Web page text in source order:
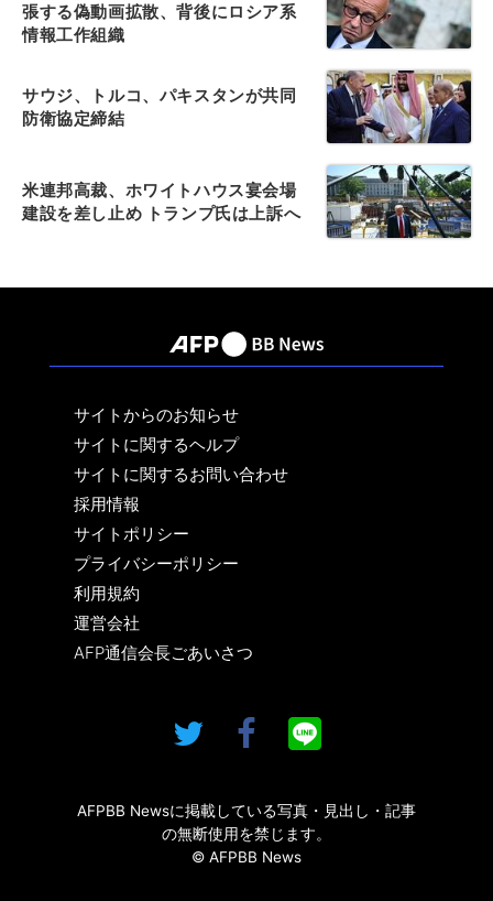
張する偽動画拡散、背後にロシア系
情報工作組織
サウジ、トルコ、パキスタンが共同
防衛協定締結
米連邦高裁、ホワイトハウス宴会場
建設を差し止め トランプ氏は上訴へ
サイトからのお知らせ
サイトに関するヘルプ
サイトに関するお問い合わせ
採用情報
サイトポリシー
プライバシーポリシー
利用規約
運営会社
AFP通信会長ごあいさつ
AFPBB Newsに掲載している写真・見出し・記事
の無断使用を禁じます。
© AFPBB News